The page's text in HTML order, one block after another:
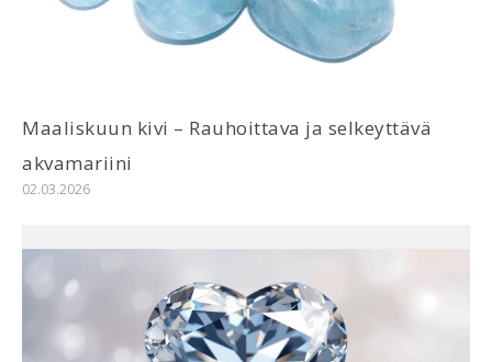
Maaliskuun kivi – Rauhoittava ja selkeyttävä
akvamariini
02.03.2026